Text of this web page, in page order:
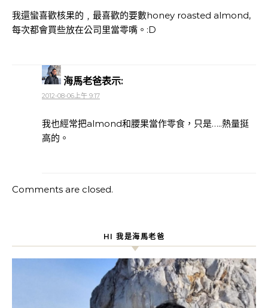
我還蠻喜歡核果的﹐最喜歡的要數honey roasted almond,
每次都會買些放在公司里當零嘴。:D
海馬老爸表示:
2012-08-06上午 9:17
我也經常把almond和腰果當作零食，只是…..熱量挺
高的。
Comments are closed.
HI 我是海馬老爸